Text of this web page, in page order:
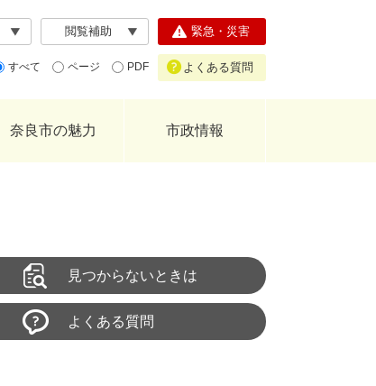
閲覧補助
すべて ページ PDF
緊急・災害
よくある質問
奈良市の魅力 市政情報
見つからないときは
よくある質問